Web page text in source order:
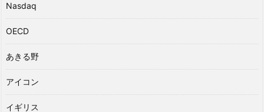
Nasdaq
OECD
あきる野
アイコン
イギリス